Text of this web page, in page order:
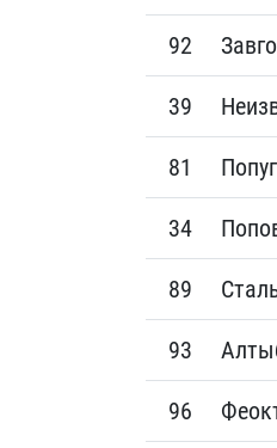
92
39
81
34
89
93
96